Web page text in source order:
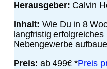
Herausgeber: Calvin
Inhalt: Wie Du in 8
langfristig erfolgreiches
Nebengewerbe
Preis: ab 499€ *Preis